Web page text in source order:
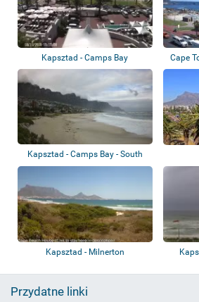
Kapsztad - Camps Bay Cape
Kapsztad - Camps Bay - South
Beach Hotel
Kapsztad - Milnerton
Przydatne linki